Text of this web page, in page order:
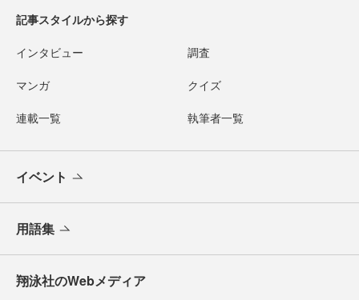
記事スタイルから探す
インタビュー 調査
マンガ クイズ
連載一覧 執筆者一覧
イベント
用語集
翔泳社のWebメディア